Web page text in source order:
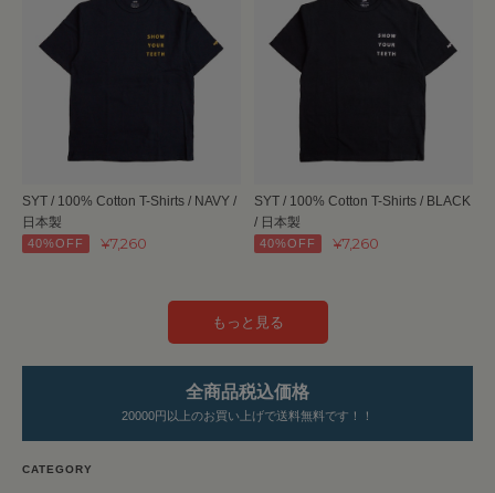
SYT / 100% Cotton T-Shirts / NAVY /
日本製
40%OFF ¥7,260
SYT / 100% Cotton T-Shirts / BLACK
/ 日本製
40%OFF ¥7,260
もっと見る
全商品税込価格
20000円以上のお買い上げで送料無料です！！
CATEGORY